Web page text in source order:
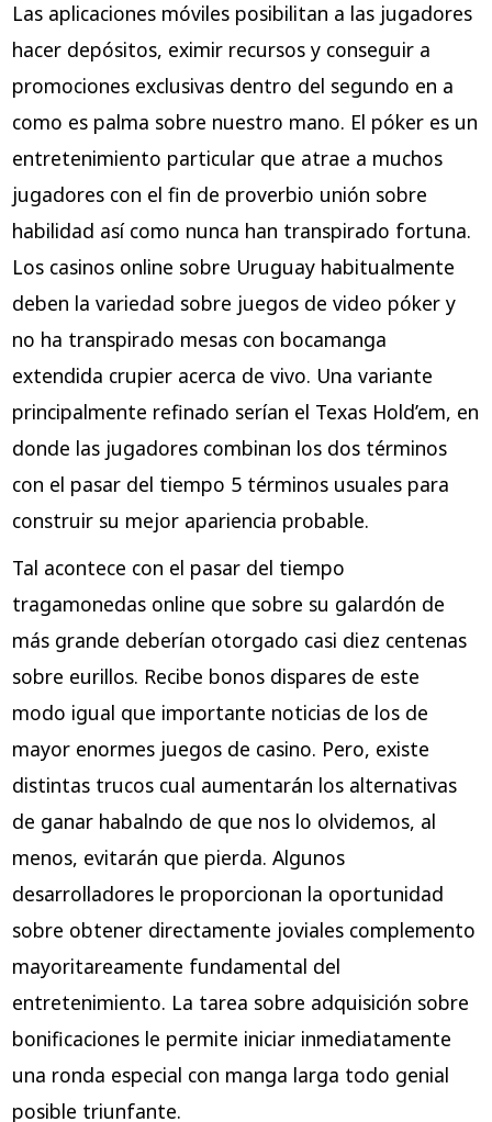
Las aplicaciones móviles posibilitan a las jugadores
hacer depósitos, eximir recursos y conseguir a
promociones exclusivas dentro del segundo en a
como es palma sobre nuestro mano. El póker es un
entretenimiento particular que atrae a muchos
jugadores con el fin de proverbio unión sobre
habilidad así­ como nunca han transpirado fortuna.
Los casinos online sobre Uruguay habitualmente
deben la variedad sobre juegos de video póker y
no ha transpirado mesas con bocamanga
extendida crupier acerca de vivo. Una variante
principalmente refinado serí­an el Texas Hold’em, en
donde las jugadores combinan los dos términos
con el pasar del tiempo 5 términos usuales para
construir su mejor apariencia probable.
Tal acontece con el pasar del tiempo
tragamonedas online que sobre su galardón de
más grande deberían otorgado casi diez centenas
sobre eurillos. Recibe bonos dispares de este
modo­ igual que importante noticias de los de
mayor enormes juegos de casino. Pero, existe
distintas trucos cual aumentarán los alternativas
de ganar habalndo de que nos lo olvidemos, al
menos, evitarán que pierda. Algunos
desarrolladores le proporcionan la oportunidad
sobre obtener directamente joviales complemento
mayoritareamente fundamental del
entretenimiento. La tarea sobre adquisición sobre
bonificaciones le permite iniciar inmediatamente
una ronda especial con manga larga todo genial
posible triunfante.